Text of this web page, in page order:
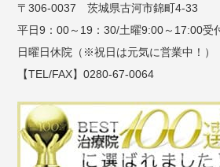
〒306-0037 茨城県古河市錦町4-33
平日9：00～19：30/土曜9:00～17:00受
日曜日休院（※祝日は元気に営業中！）
【TEL/FAX】0280-67-0064